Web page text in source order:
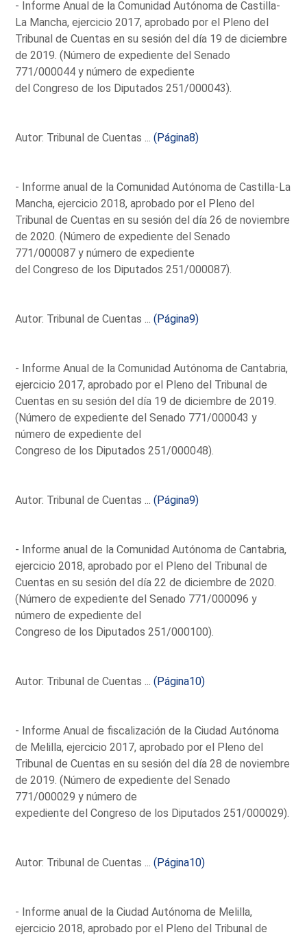
- Informe Anual de la Comunidad Autónoma de Castilla-
La Mancha, ejercicio 2017, aprobado por el Pleno del
Tribunal de Cuentas en su sesión del día 19 de diciembre
de 2019. (Número de expediente del Senado
771/000044 y número de expediente
del Congreso de los Diputados 251/000043).
Autor: Tribunal de Cuentas ...(Página8)
- Informe anual de la Comunidad Autónoma de Castilla-La
Mancha, ejercicio 2018, aprobado por el Pleno del
Tribunal de Cuentas en su sesión del día 26 de noviembre
de 2020. (Número de expediente del Senado
771/000087 y número de expediente
del Congreso de los Diputados 251/000087).
Autor: Tribunal de Cuentas ...(Página9)
- Informe Anual de la Comunidad Autónoma de Cantabria,
ejercicio 2017, aprobado por el Pleno del Tribunal de
Cuentas en su sesión del día 19 de diciembre de 2019.
(Número de expediente del Senado 771/000043 y
número de expediente del
Congreso de los Diputados 251/000048).
Autor: Tribunal de Cuentas ...(Página9)
- Informe anual de la Comunidad Autónoma de Cantabria,
ejercicio 2018, aprobado por el Pleno del Tribunal de
Cuentas en su sesión del día 22 de diciembre de 2020.
(Número de expediente del Senado 771/000096 y
número de expediente del
Congreso de los Diputados 251/000100).
Autor: Tribunal de Cuentas ...(Página10)
- Informe Anual de fiscalización de la Ciudad Autónoma
de Melilla, ejercicio 2017, aprobado por el Pleno del
Tribunal de Cuentas en su sesión del día 28 de noviembre
de 2019. (Número de expediente del Senado
771/000029 y número de
expediente del Congreso de los Diputados 251/000029).
Autor: Tribunal de Cuentas ...(Página10)
- Informe anual de la Ciudad Autónoma de Melilla,
ejercicio 2018, aprobado por el Pleno del Tribunal de